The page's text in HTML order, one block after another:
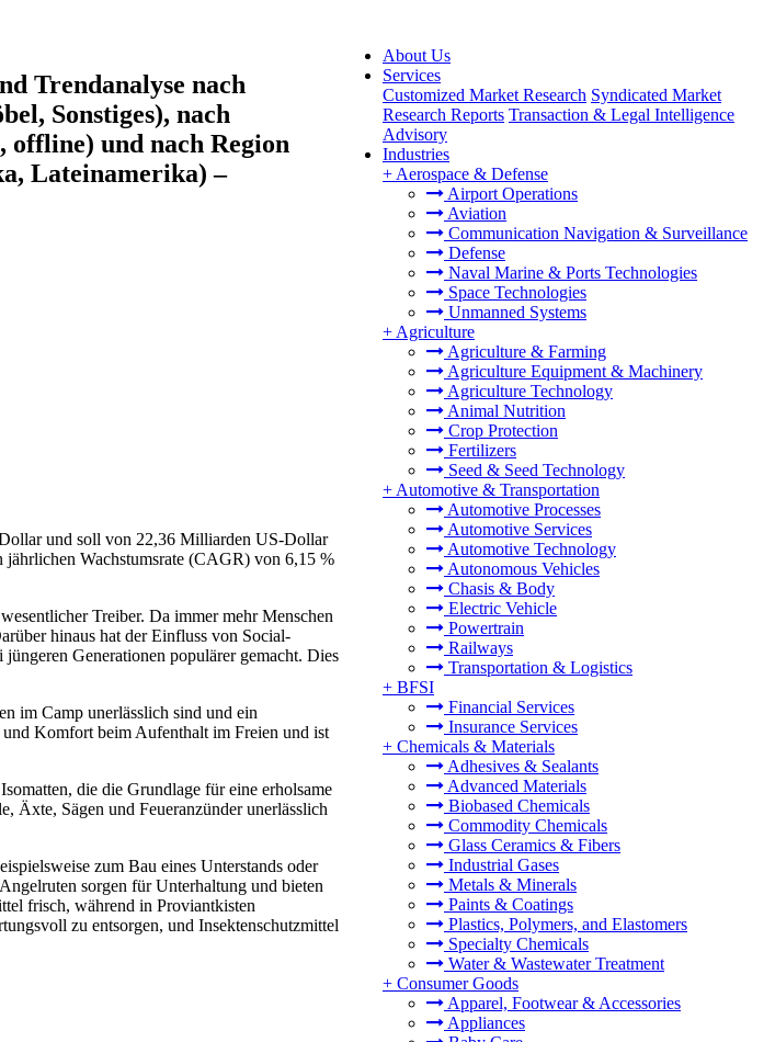
About Us
Services
Customized Market Research Syndicated Market
Research Reports Transaction & Legal Intelligence
Advisory
Industries
+ Aerospace & Defense
Airport Operations
Aviation
Communication Navigation & Surveillance
Defense
Naval Marine & Ports Technologies
Space Technologies
Unmanned Systems
+ Agriculture
Agriculture & Farming
Agriculture Equipment & Machinery
Agriculture Technology
Animal Nutrition
Crop Protection
Fertilizers
Seed & Seed Technology
+ Automotive & Transportation
Automotive Processes
Automotive Services
Automotive Technology
Autonomous Vehicles
Chasis & Body
Electric Vehicle
Powertrain
Railways
Transportation & Logistics
+ BFSI
Financial Services
Insurance Services
+ Chemicals & Materials
Adhesives & Sealants
Advanced Materials
Biobased Chemicals
Commodity Chemicals
Glass Ceramics & Fibers
Industrial Gases
Metals & Minerals
Paints & Coatings
Plastics, Polymers, and Elastomers
Specialty Chemicals
Water & Wastewater Treatment
+ Consumer Goods
Apparel, Footwear & Accessories
Appliances
Trendanalyse nach
Sonstiges), nach
und nach Region
Lateinamerika) –
und soll von 22,36 Milliarden US-Dollar
Wachstumsrate (CAGR) von 6,15 %
Treiber. Da immer mehr Menschen
hinaus hat der Einfluss von Social-
Generationen populärer gemacht. Dies
im Camp unerlässlich sind und ein
Komfort beim Aufenthalt im Freien und ist
die die Grundlage für eine erholsame
Äxte, Sägen und Feueranzünder unerlässlich
zum Bau eines Unterstands oder
sorgen für Unterhaltung und bieten
frisch, während in Proviantkisten
zu entsorgen, und Insektenschutzmittel